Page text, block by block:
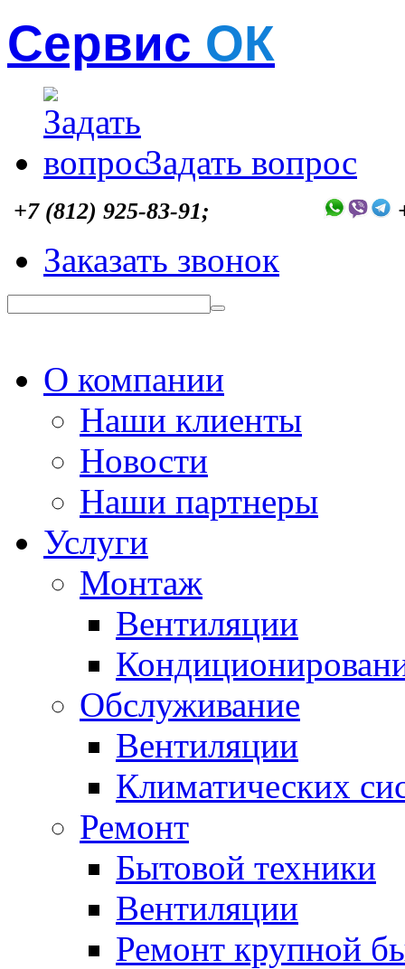
Сервис ОК
Задать вопрос
+7 (812) 925-83-91;
Заказать звонок
О компании
Наши клиенты
Новости
Наши партнеры
Услуги
Монтаж
Вентиляции
Обслуживание
Вентиляции
Климатических
Ремонт
Бытовой техники
Вентиляции
Ремонт крупной